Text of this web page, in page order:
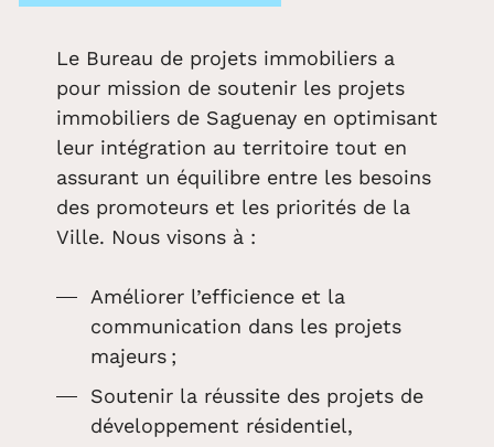
Le Bureau de projets immobiliers a
pour mission de soutenir les projets
immobiliers de Saguenay en optimisant
leur intégration au territoire tout en
assurant un équilibre entre les besoins
des promoteurs et les priorités de la
Ville. Nous visons à :
Améliorer l’efficience et la
communication dans les projets
majeurs ;
Soutenir la réussite des projets de
développement résidentiel,